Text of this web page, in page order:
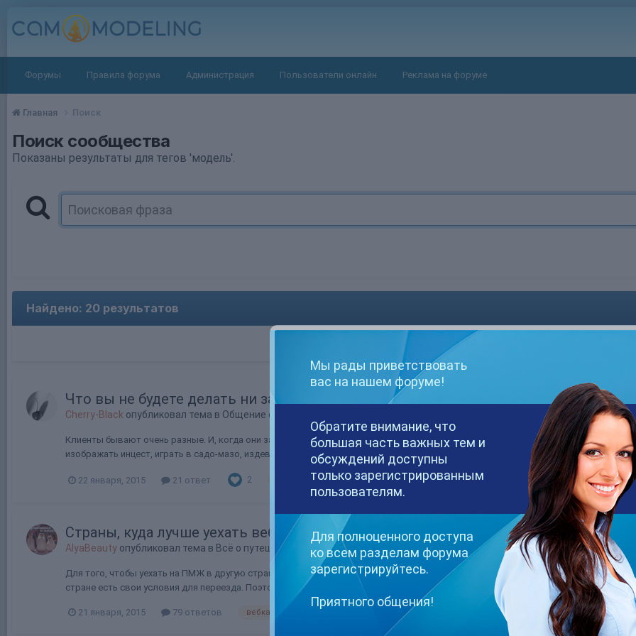
Форумы Правила форума Администрация Пользователи онлайн Реклама на форуме
Главная Поиск
Поиск сообщества
Показаны результаты для тегов 'модель'.
Найдено: 20 результатов
Что вы не будете делать ни за какие деньги?
Cherry-Black опубликовал тема в Общение обо всём
Клиенты бывают очень разные. И, когда они заходят к нам в приват, то они хотят за свои денежки получить все и сразу. Итак,
изображать инцест, играть в садо-мазо, издеваться над своей пусси, а также не буду играть в сцены, где, кто...
22 января, 2015 21 ответ 2 запрет (и ещё 3 )
Страны, куда лучше уехать вебкам модели
AlyaBeauty опубликовал тема в Всё о путешествиях
Для того, чтобы уехать на ПМЖ в другую страну на проживание, нужно скопить определенную сумму денег, собрать
стране есть свои условия для переезда. Поэтому, давайте делиться секретами, кто что знает. И какие страны годны для пере...
21 января, 2015 79 ответов вебкам модель
Мы рады приветствовать
вас на нашем форуме!
Обратите внимание, что
большая часть важных тем и
обсуждений доступны
только зарегистрированным
пользователям.
Для полноценного доступа
ко всем разделам форума
зарегистрируйтесь.
Приятного общения!